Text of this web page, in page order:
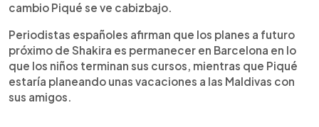
cambio Piqué se ve cabizbajo.
Periodistas españoles afirman que los planes a futuro
próximo de Shakira es permanecer en Barcelona en lo
que los niños terminan sus cursos, mientras que Piqué
estaría planeando unas vacaciones a las Maldivas con
sus amigos.